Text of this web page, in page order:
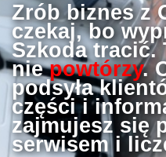
Zrób biznes z
czekaj, bo
Szkoda tracić.
niepowtórzy.
podsyła
części i
zajmujesz się
serwisem i